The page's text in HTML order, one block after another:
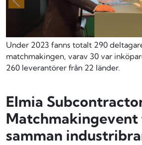
Under 2023 fanns totalt 290
matchmakingen, varav 30 var
260 leverantörer från 22 länder.
Föregående
Elmia
samman